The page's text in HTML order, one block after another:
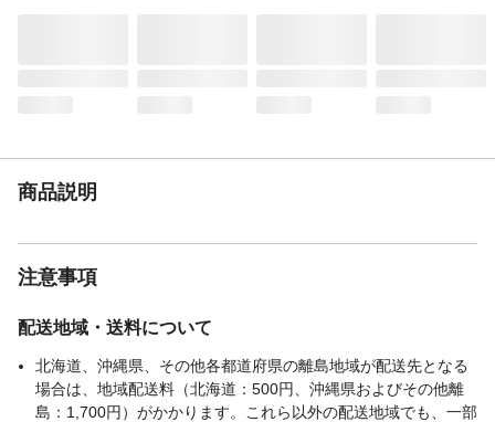
商品説明
注意事項
配送地域・送料について
北海道、沖縄県、その他各都道府県の離島地域が配送先となる
場合は、地域配送料（北海道：500円、沖縄県およびその他離
島：1,700円）がかかります。これら以外の配送地域でも、一部